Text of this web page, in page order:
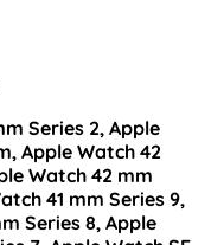
Series 2, Apple
Apple Watch 42
Watch 42 mm
41 mm Series 9,
Series 8, Apple